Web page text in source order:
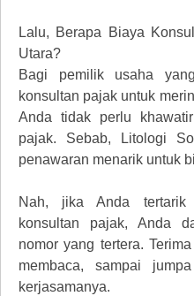
Lalu, Berapa Biaya
Utara?
Bagi pemilik usaha
konsultan pajak untuk
Anda tidak perlu
pajak. Sebab, Litologi
penawaran menarik untuk
Nah, jika Anda tertarik
konsultan pajak, Anda
nomor yang tertera.
membaca, sampai
kerjasamanya.